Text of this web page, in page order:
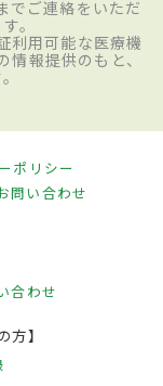
でご連絡をいただ
。
利用可能な医療機
報提供のもと、
ポリシー
問い合わせ
合わせ
方】